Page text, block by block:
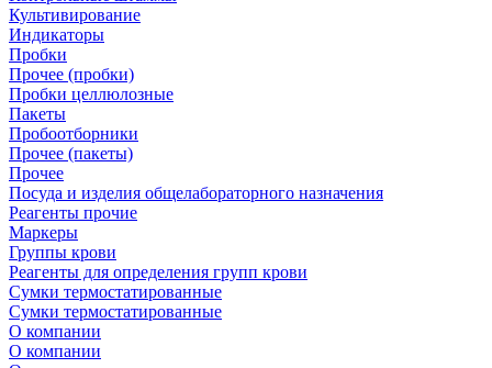
Культивирование
Индикаторы
Пробки
Прочее (пробки)
Пробки целлюлозные
Пакеты
Пробоотборники
Прочее (пакеты)
Прочее
Посуда и изделия общелабораторного назначения
Реагенты прочие
Маркеры
Группы крови
Реагенты для определения групп крови
Сумки термостатированные
Сумки термостатированные
О компании
О компании